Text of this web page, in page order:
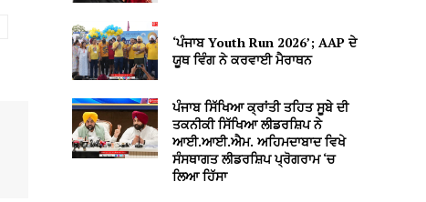
‘ਪੰਜਾਬ Youth Run 2026’; AAP ਦੇ
ਯੂਥ ਵਿੰਗ ਨੇ ਕਰਵਾਈ ਮੈਰਾਥਨ
ਪੰਜਾਬ ਸਿੱਖਿਆ ਕ੍ਰਾਂਤੀ ਤਹਿਤ ਸੂਬੇ ਦੀ
ਤਕਨੀਕੀ ਸਿੱਖਿਆ ਲੀਡਰਸ਼ਿਪ ਨੇ
ਆਈ.ਆਈ.ਐਮ. ਅਹਿਮਦਾਬਾਦ ਵਿਖੇ
ਸੰਸਥਾਗਤ ਲੀਡਰਸ਼ਿਪ ਪ੍ਰੋਗਰਾਮ ‘ਚ
ਲਿਆ ਹਿੱਸਾ